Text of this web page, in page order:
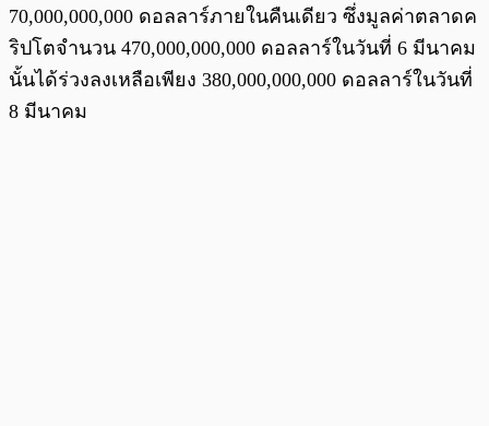
70,000,000,000 ดอลลาร์ภายในคืนเดียว ซึ่งมูลค่าตลาดค
ริปโตจำนวน 470,000,000,000 ดอลลาร์ในวันที่ 6 มีนาคม
นั้นได้ร่วงลงเหลือเพียง 380,000,000,000 ดอลลาร์ในวันที่
8 มีนาคม